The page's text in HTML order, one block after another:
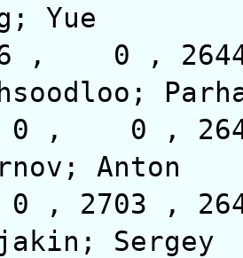
Yue
, 0
, 0
Anton
,
Sergey